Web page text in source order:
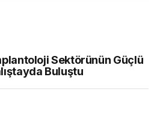
Sektörünün Güçlü
Buluştu